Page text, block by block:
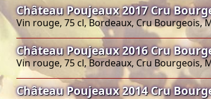
Château Poujeaux 2017 Cru
Vin rouge, 75 cl, Bordeaux, Cru Bourgeois,
Château Poujeaux 2016 Cru
Vin rouge, 75 cl, Bordeaux, Cru Bourgeois,
Château Poujeaux 2014 Cru